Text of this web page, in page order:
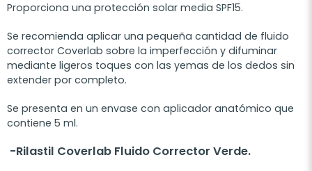
Proporciona una protección solar media SPF15.
Se recomienda aplicar una pequeña cantidad de fluido
corrector Coverlab sobre la imperfección y difuminar
mediante ligeros toques con las yemas de los dedos sin
extender por completo.
Se presenta en un envase con aplicador anatómico que
contiene 5 ml.
-Rilastil Coverlab Fluido Corrector Verde.